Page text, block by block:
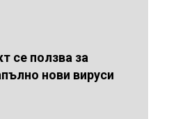
се ползва за
нови вируси